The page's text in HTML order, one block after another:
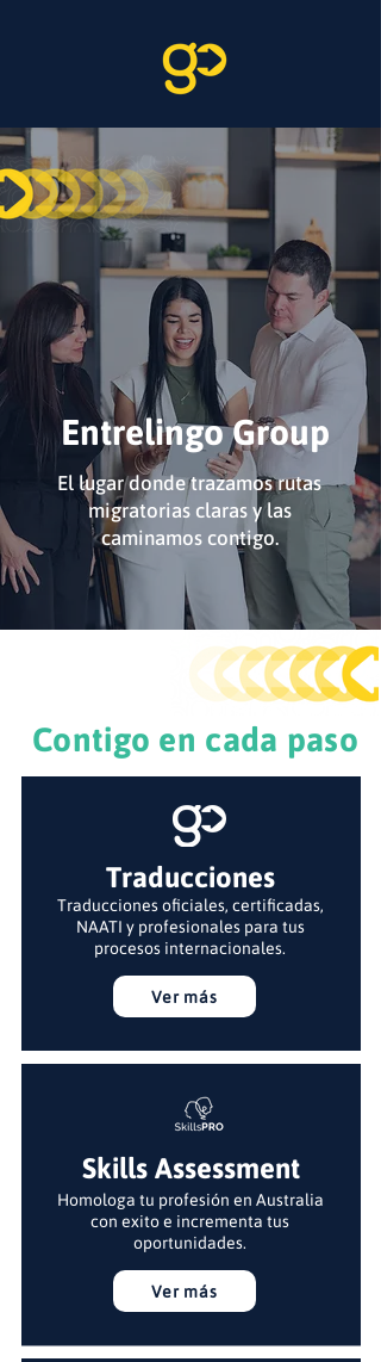
Entrelingo Group
El lugar donde trazamos rutas
migratorias claras y las
caminamos contigo.
Contigo en cada paso
Traducciones
Traducciones oficiales, certificadas,
NAATI y profesionales para tus
procesos internacionales.
Ver más
Skills Assessment
Homologa tu profesión en Australia
con exito e incrementa tus
oportunidades.
Ver más